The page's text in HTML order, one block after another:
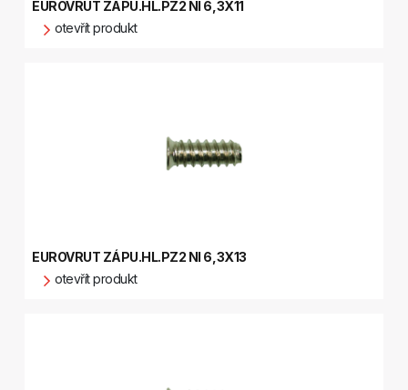
EUROVRUT ZÁPU.HL.PZ2 NI 6,3X11
otevřít produkt
EUROVRUT ZÁPU.HL.PZ2 NI 6,3X13
otevřít produkt